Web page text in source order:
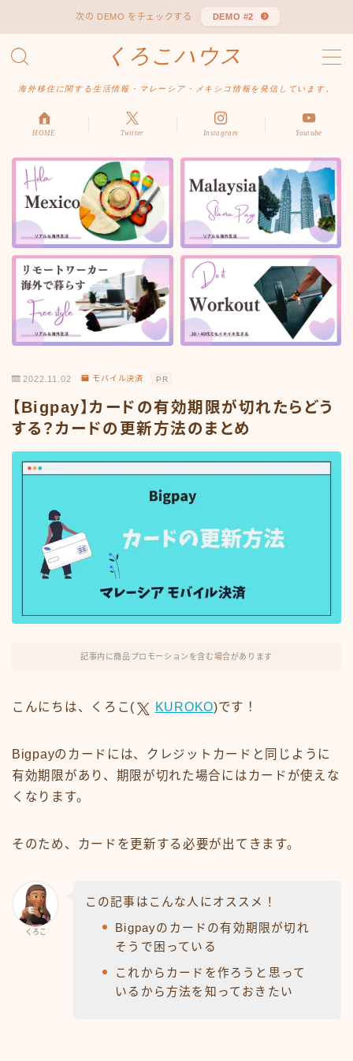
次の DEMO をチェックする DEMO #2
くろこハウス
海外移住に関する生活情報・マレーシア・メキシコ情報を発信しています。
MENU
デモプリセット記事 #1
デモプリセット記事 Part04
デモプリセット記事 Part06
利用規約／特定商取引法に基づく表記
有料記事の決済完了ページ
はじめての方へ
HOME Twitter Instagram Youtube
2022.11.02 モバイル決済 PR
【Bigpay】カードの有効期限が切れたらどう
する？カードの更新方法のまとめ
記事内に商品プロモーションを含む場合があります
こんにちは、くろこ( KUROKO)です！
Bigpayのカードには、クレジットカードと同じように
有効期限があり、期限が切れた場合にはカードが使えな
くなります。
そのため、カードを更新する必要が出てきます。
くろこ
この記事はこんな人にオススメ！
Bigpayのカードの有効期限が切れ
そうで困っている
これからカードを作ろうと思って
いるから方法を知っておきたい